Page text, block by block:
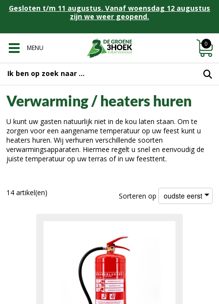
Gesloten t/m 11 augustus. Vanaf woensdag 12 augustus
zijn we weer geopend.
MENU
0
Verwarming / heaters huren
U kunt uw gasten natuurlijk niet in de kou laten staan. Om te
zorgen voor een aangename temperatuur op uw feest kunt u
heaters huren. Wij verhuren verschillende soorten
verwarmingsapparaten. Hiermee regelt u snel en eenvoudig de
juiste temperatuur op uw terras of in uw feesttent.
Sorteren op oudste eerst
14 artikel(en)